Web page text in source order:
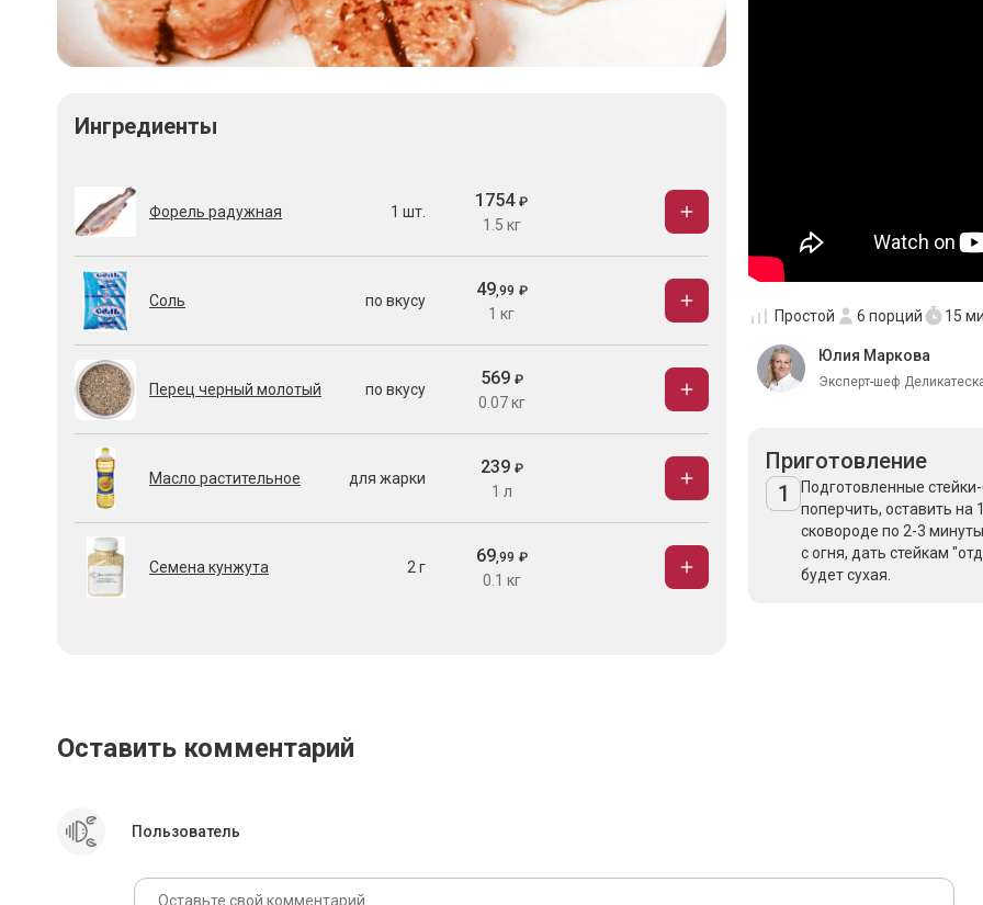
Ингредиенты
Форель радужная 1 шт.
1754 ₽
1.5 кг
Соль по вкусу
49,99 ₽
1 кг
Перец черный молотый по вкусу
569 ₽
0.07 кг
Масло растительное для жарки
239 ₽
1 л
Семена кунжута 2 г
69,99 ₽
0.1 кг
Простой 6 порций 15
Юлия Маркова
Эксперт-шеф
Приготовление
1
Подготовленные
поперчить, оставить на
сковороде по 2-3
с огня, дать стейкам
будет сухая.
Оставить комментарий
Пользователь